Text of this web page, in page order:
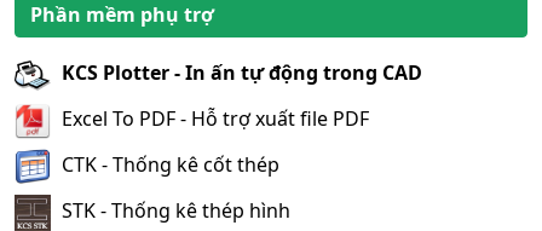
Phần mềm phụ trợ
KCS Plotter - In ấn tự động trong CAD
Excel To PDF - Hỗ trợ xuất file PDF
CTK - Thống kê cốt thép
STK - Thống kê thép hình